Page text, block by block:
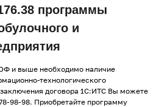
программы
и
и выше необходимо наличие
технологического
договора 1С:ИТС Вы можете
98-98. Приобретайте программу